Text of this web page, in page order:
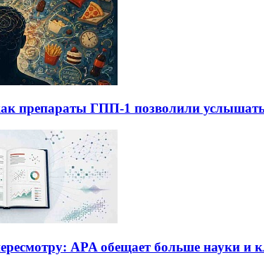
препараты ГПП-1 позволили
APA обещает больше науки и